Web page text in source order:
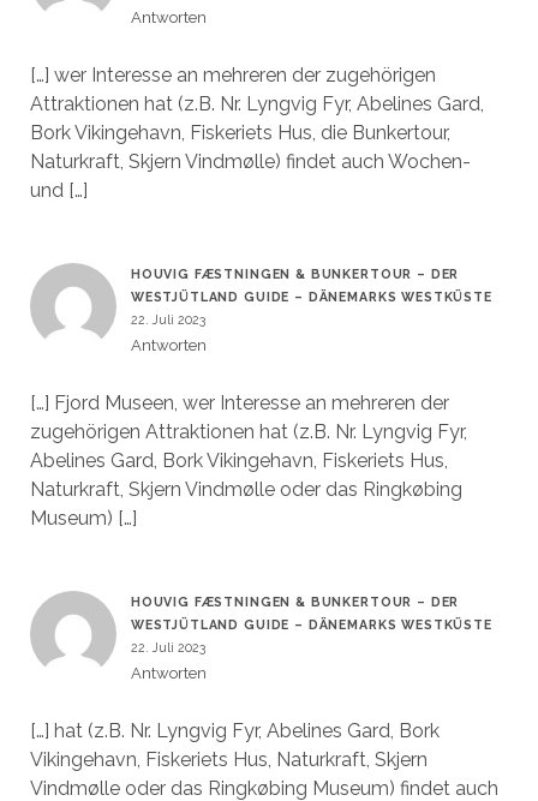
Antworten
[…] wer Interesse an mehreren der zugehörigen
Attraktionen hat (z.B. Nr. Lyngvig Fyr, Abelines Gard,
Bork Vikingehavn, Fiskeriets Hus, die Bunkertour,
Naturkraft, Skjern Vindmølle) findet auch Wochen-
und […]
HOUVIG FÆSTNINGEN & BUNKERTOUR – DER
WESTJÜTLAND GUIDE – DÄNEMARKS WESTKÜSTE
22. Juli 2023
Antworten
[…] Fjord Museen, wer Interesse an mehreren der
zugehörigen Attraktionen hat (z.B. Nr. Lyngvig Fyr,
Abelines Gard, Bork Vikingehavn, Fiskeriets Hus,
Naturkraft, Skjern Vindmølle oder das Ringkøbing
Museum) […]
HOUVIG FÆSTNINGEN & BUNKERTOUR – DER
WESTJÜTLAND GUIDE – DÄNEMARKS WESTKÜSTE
22. Juli 2023
Antworten
[…] hat (z.B. Nr. Lyngvig Fyr, Abelines Gard, Bork
Vikingehavn, Fiskeriets Hus, Naturkraft, Skjern
Vindmølle oder das Ringkøbing Museum) findet auch